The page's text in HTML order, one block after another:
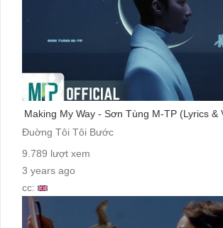
Making My Way - Sơn Tùng M-TP (Lyrics &
Đuờng Tôi Tôi Bước
9.789 lượt xem
3 years ago
cc: